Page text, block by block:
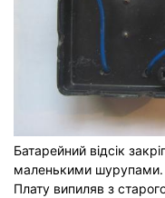
Батарейний відсік
маленькими шурупами.
Плату випиляв з